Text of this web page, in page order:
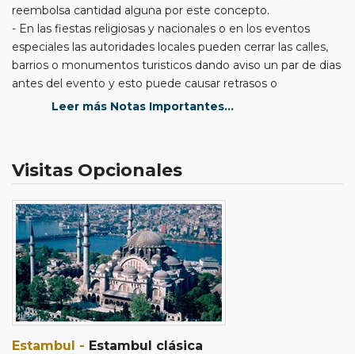
reembolsa cantidad alguna por este concepto.
- En las fiestas religiosas y nacionales o en los eventos
especiales las autoridades locales pueden cerrar las calles,
barrios o monumentos turisticos dando aviso un par de dias
antes del evento y esto puede causar retrasos o
cancelación de las visitas de algun monumento o museo.
“ESMIRNA-ESTAMBUL”, son permitidos 15 kg de equipaje
equipaje será por cuenta del pax. que lo podrá pagar al
momento de hacer la reserva o en mostrador a la hora del
check in.
- Al ser un programa regular la distribución de autocares y
asignación de guías pueden variar cada día.
- Los pasajeros que toman el vuelo doméstico por su
cuenta en “OPCIÓN EN AVIÓN”, tendrán que pagar el
coste de los traslados para dicho vuelo.
Leer más Notas Importantes...
Visitas Opcionales
Estambul - Estambul clásica